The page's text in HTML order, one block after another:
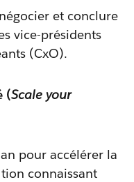
et conclure
vice-présidents
(CxO).
(Scale your
pour accélérer la
connaissant